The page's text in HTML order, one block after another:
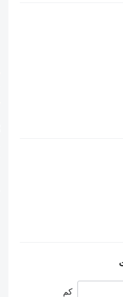
كم